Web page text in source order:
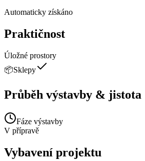
Automaticky získáno
Praktičnost
Úložné prostory
📦Sklepy
Průběh výstavby & jistota
Fáze výstavby
V přípravě
Vybavení projektu